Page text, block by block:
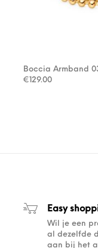
Boccia Armband
€129.00
Easy
Wil je een
al dezelfde
aan bij het